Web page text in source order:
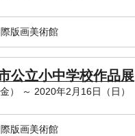
版画美術館
公立小中学校作品展
） ～ 2020年2月16日（日）
版画美術館